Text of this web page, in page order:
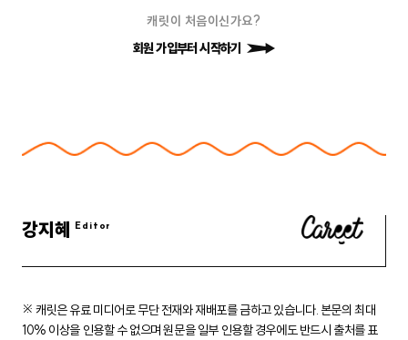
캐릿이 처음이신가요?
회원 가입부터 시작하기
강지혜
※ 캐릿은 유료 미디어로 무단 전재와 재배포를 금하고 있습니다. 본문의 최대
10% 이상을 인용할 수 없으며 원문을 일부 인용할 경우에도반드시 출처를 표